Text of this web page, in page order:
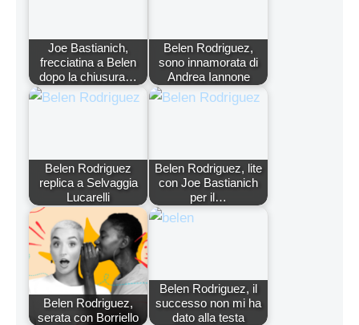
Joe Bastianich,
frecciatina a Belen
dopo la chiusura…
Belen Rodriguez,
sono innamorata di
Andrea Iannone
Belen Rodriguez
replica a Selvaggia
Lucarelli
Belen Rodriguez, lite
con Joe Bastianich
per il…
Belen Rodriguez,
serata con Borriello
Belen Rodriguez, il
successo non mi ha
dato alla testa